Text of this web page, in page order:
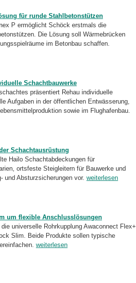
für runde Stahlbetonstützen
P ermöglicht Schöck erstmals die
Die Lösung soll Wärmebrücken
im Betonbau schaffen.
Schachtbauwerke
präsentiert Rehau individuelle
Aufgaben in der öffentlichen Entwässerung,
sowie im Flughafenbau.
Schachtausrüstung
Hailo Schachtabdeckungen für
ortsfeste Steigleitern für Bauwerke und
und Absturzsicherungen vor. weiterlesen
um flexible Anschlusslösungen
universelle Rohrkupplung Awaconnect Flex+
Slim. Beide Produkte sollen typische
weiterlesen